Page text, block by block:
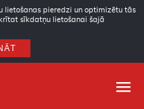
lietošanas pieredzi un optimizētu tās
sīkdatņu lietošanai šajā